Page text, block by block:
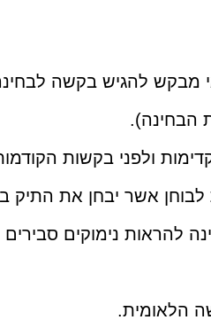
הבחינה).
ולפני בקשות
אשר יבחן את התיק
הלאומית.